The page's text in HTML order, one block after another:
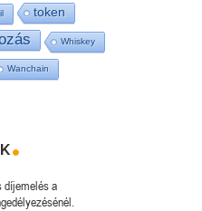
token
Whiskey
Wanchain
díjemelés a